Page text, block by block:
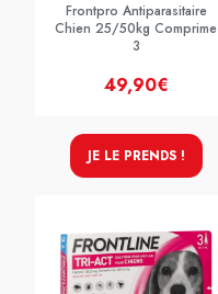
Frontpro Antiparasitaire
Chien 25/50kg Comprime
3
49,90€
JE LE PRENDS !